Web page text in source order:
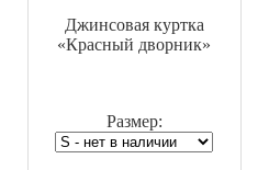
Джинсовая куртка
«Красный дворник»
Размер: